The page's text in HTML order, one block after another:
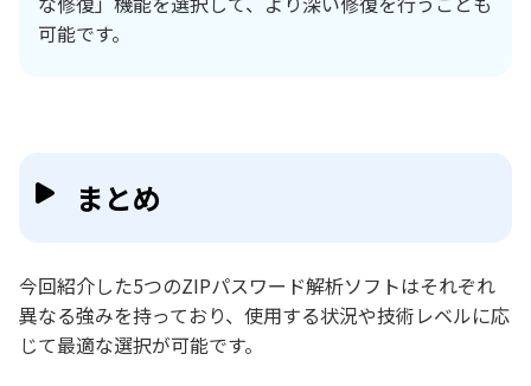
可能です。
まとめ
今回紹介した5つのZIPパスワード解析ソフトはそれぞれ
異なる強みを持っており、使用する状況や技術レベルに応
じて最適な選択が可能です。